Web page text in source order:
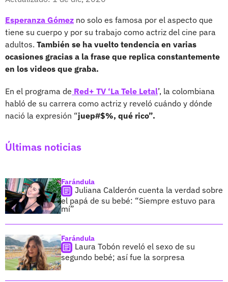
Esperanza Gómez no solo es famosa por el aspecto que
tiene su cuerpo y por su trabajo como actriz del cine para
adultos. También se ha vuelto tendencia en varias
ocasiones gracias a la frase que replica constantemente
en los videos que graba.
En el programa de Red+ TV ‘La Tele Letal’, la colombiana
habló de su carrera como actriz y reveló cuándo y dónde
nació la expresión “juep#$%, qué rico”.
Últimas noticias
Farándula
Juliana Calderón cuenta la verdad sobre
el papá de su bebé: “Siempre estuvo para
mí”
Farándula
Laura Tobón reveló el sexo de su
segundo bebé; así fue la sorpresa